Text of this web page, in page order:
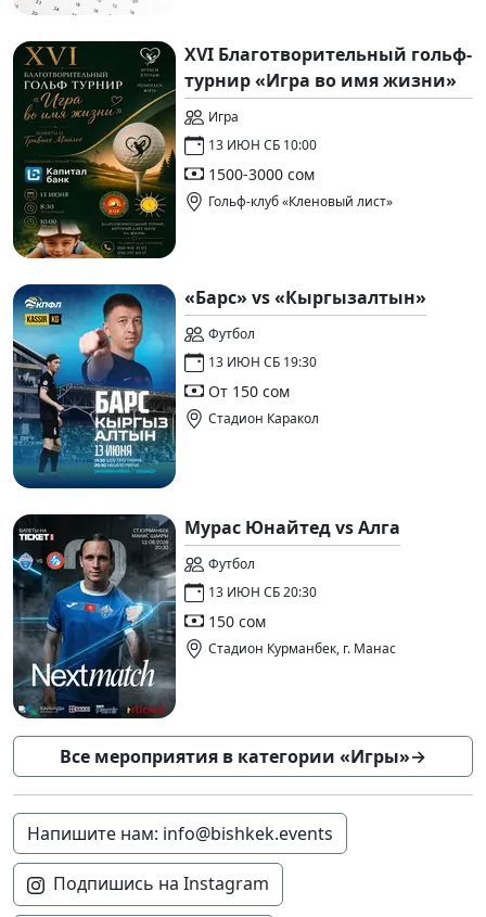
XVI Благотворительный гольф-
турнир «Игра во имя жизни»
Игра
13 ИЮН СБ 10:00
1500-3000 сом
Гольф-клуб «Кленовый лист»
«Барс» vs «Кыргызалтын»
Футбол
13 ИЮН СБ 19:30
От 150 сом
Стадион Каракол
Мурас Юнайтед vs Алга
Футбол
13 ИЮН СБ 20:30
150 сом
Стадион Курманбек, г. Манас
Все мероприятия в категории «Игры»→
Напишите нам: info@bishkek.events
Подпишись на Instagram